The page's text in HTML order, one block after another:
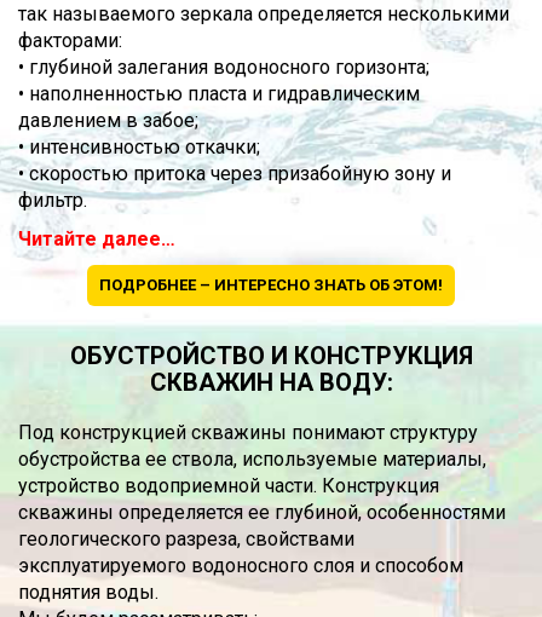
так называемого зеркала определяется несколькими
факторами:
• глубиной залегания водоносного горизонта;
• наполненностью пласта и гидравлическим
давлением в забое;
• интенсивностью откачки;
• скоростью притока через призабойную зону и
фильтр.
Читайте далее…
ПОДРОБНЕЕ – ИНТЕРЕСНО ЗНАТЬ ОБ ЭТОМ!
ОБУСТРОЙСТВО И КОНСТРУКЦИЯ
СКВАЖИН НА ВОДУ:
Под конструкцией скважины понимают структуру
обустройства ее ствола, используемые материалы,
устройство водоприемной части. Конструкция
скважины определяется ее глубиной, особенностями
геологического разреза, свойствами
эксплуатируемого водоносного слоя и способом
поднятия воды.